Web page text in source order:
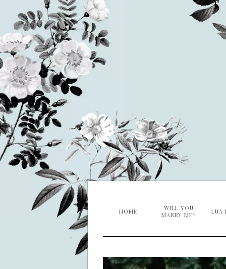
HOME
WILL YOU
MARRY ME?
LUA